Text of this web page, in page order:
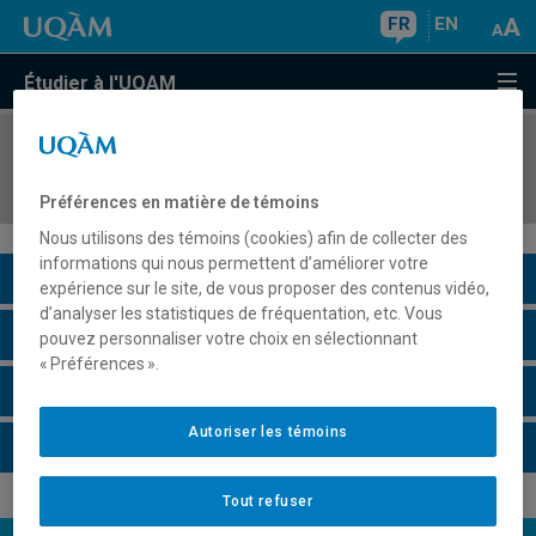
FR EN
Étudier à l'UQAM
COURS//
Description du cours
Horaire - Été 2026
Préférences en matière de témoins
Nous utilisons des témoins (cookies) afin de collecter des
informations qui nous permettent d’améliorer votre
expérience sur le site, de vous proposer des contenus vidéo,
d’analyser les statistiques de fréquentation, etc. Vous
pouvez personnaliser votre choix en sélectionnant
« Préférences ».
Tout refuser
Autoriser les témoins